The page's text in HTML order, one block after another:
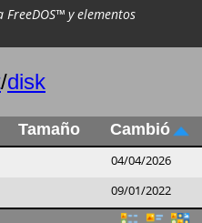
y elementos
/disk
Tamaño Cambió
04/04/2026
09/01/2022